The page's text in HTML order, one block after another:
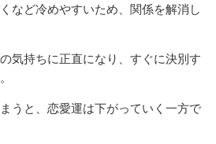
など冷めやすいため、関係を解消し
気持ちに正直になり、すぐに決別す
うと、恋愛運は下がっていく一方で